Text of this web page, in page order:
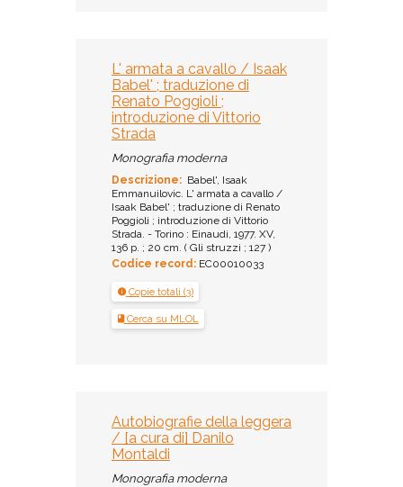
L' armata a cavallo / Isaak
Babel' ; traduzione di
Renato Poggioli ;
introduzione di Vittorio
Strada
Monografia moderna
Descrizione: Babel', Isaak
Emmanuilovic. L' armata a cavallo /
Isaak Babel' ; traduzione di Renato
Poggioli ; introduzione di Vittorio
Strada. - Torino : Einaudi, 1977. XV,
136 p. ; 20 cm. ( Gli struzzi ; 127 )
Codice record: EC00010033
Copie totali (3)
Cerca su MLOL
Autobiografie della leggera
/ [a cura di] Danilo
Montaldi
Monografia moderna